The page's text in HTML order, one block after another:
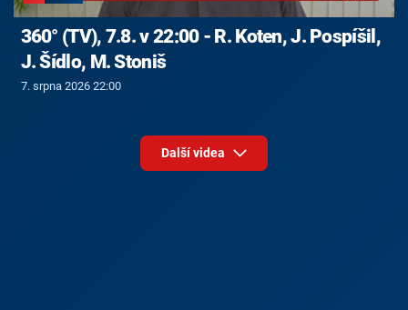
360° (TV), 7.8. v 22:00 - R. Koten, J. Pospíšil,
J. Šídlo, M. Stoniš
7. srpna 2026 22:00
Další videa